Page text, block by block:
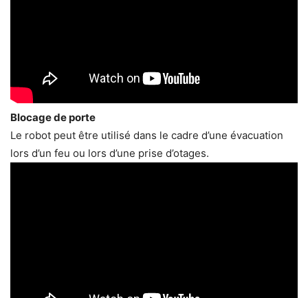
Blocage de porte
Le robot peut être utilisé dans le cadre d’une évacuation
lors d’un feu ou lors d’une prise d’otages.